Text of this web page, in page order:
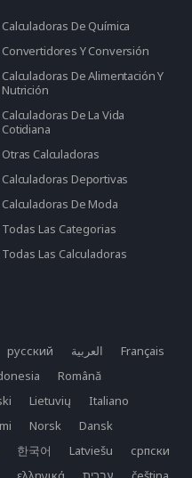
Calculadoras De Química
Convertidores Y Conversión
Calculadoras De Alimentación Y
Nutrición
Calculadoras De La Vida
Cotidiana
Otras Calculadoras
Calculadoras Deportivas
Calculadoras De Moda
Todas Las Categorias
Todas Las Calculadoras
русский العربية
Français
Română
Lietuvių
Italiano
Norsk
Dansk
한국어 Latviešu
српски